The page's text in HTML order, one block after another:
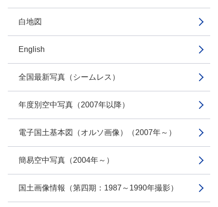
白地図
English
全国最新写真（シームレス）
年度別空中写真（2007年以降）
電子国土基本図（オルソ画像）（2007年～）
簡易空中写真（2004年～）
国土画像情報（第四期：1987～1990年撮影）